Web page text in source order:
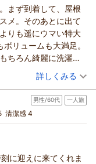
まず到着して、屋根
メ。そのあとに出て
りも遥にウマい特大
リュームも大満足。
ちろん綺麗に洗濯さ
っとした寝心地の良
とが出来ました。強
しれませんが）食事
説明があると旅人と
。
（投稿日：2026/01/02）
)
詳しくみる
男性/60代 一人旅
清潔感 4
に迎えに来てくれま